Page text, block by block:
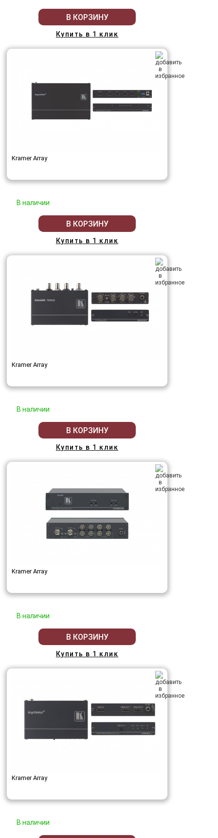
В КОРЗИНУ
Купить в 1 клик
Kramer Array
В наличии
В КОРЗИНУ
Купить в 1 клик
Kramer Array
В наличии
В КОРЗИНУ
Купить в 1 клик
Kramer Array
В наличии
В КОРЗИНУ
Купить в 1 клик
Kramer Array
В наличии